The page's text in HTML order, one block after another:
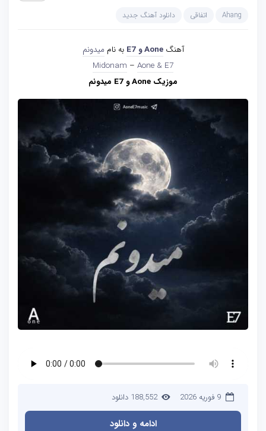
Ahang اتفاقی دانلود آهنگ جدید
آهنگAone و E7 به نام میدونم
Aone & E7‏
–
Midonam
موزیک Aone و E7 میدونم
9 فوریه 2026 188,552 دانلود
ادامه و دانلود